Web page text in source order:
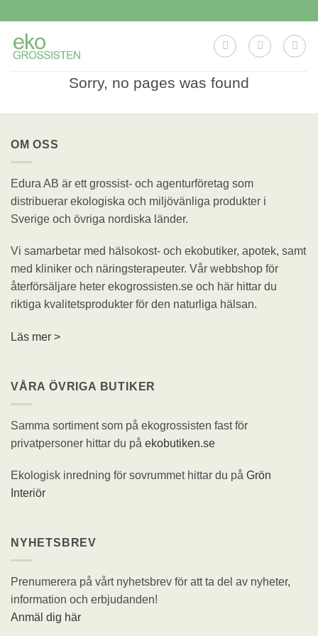
content
Sorry, no pages was found
OM OSS
Edura AB är ett grossist- och agenturföretag som
distribuerar ekologiska och miljövänliga produkter i
Sverige och övriga nordiska länder.
Vi samarbetar med hälsokost- och ekobutiker, apotek, samt
med kliniker och näringsterapeuter. Vår webbshop för
återförsäljare heter ekogrossisten.se och här hittar du
riktiga kvalitetsprodukter för den naturliga hälsan.
Läs mer >
VÅRA ÖVRIGA BUTIKER
Samma sortiment som på ekogrossisten fast för
privatpersoner hittar du på ekobutiken.se
Ekologisk inredning för sovrummet hittar du på Grön
Interiör
NYHETSBREV
Prenumerera på vårt nyhetsbrev för att ta del av nyheter,
information och erbjudanden!
Anmäl dig här